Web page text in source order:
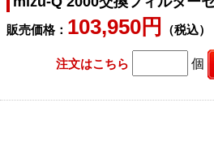
販売価格： 103,950円 （税込）
注文はこちら 個